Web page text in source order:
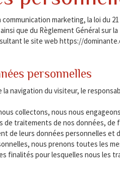
marketing, la loi du 21
que du Règlement Général sur
le site web https://
personnelles
navigation du visiteur, le
collectons, nous nous
traitements de nos données, de
de leurs données personnelles et
nous prenons toutes les
finalités pour lesquelles nous les